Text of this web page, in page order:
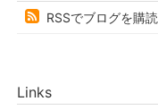
RSSでブログを購読
Links